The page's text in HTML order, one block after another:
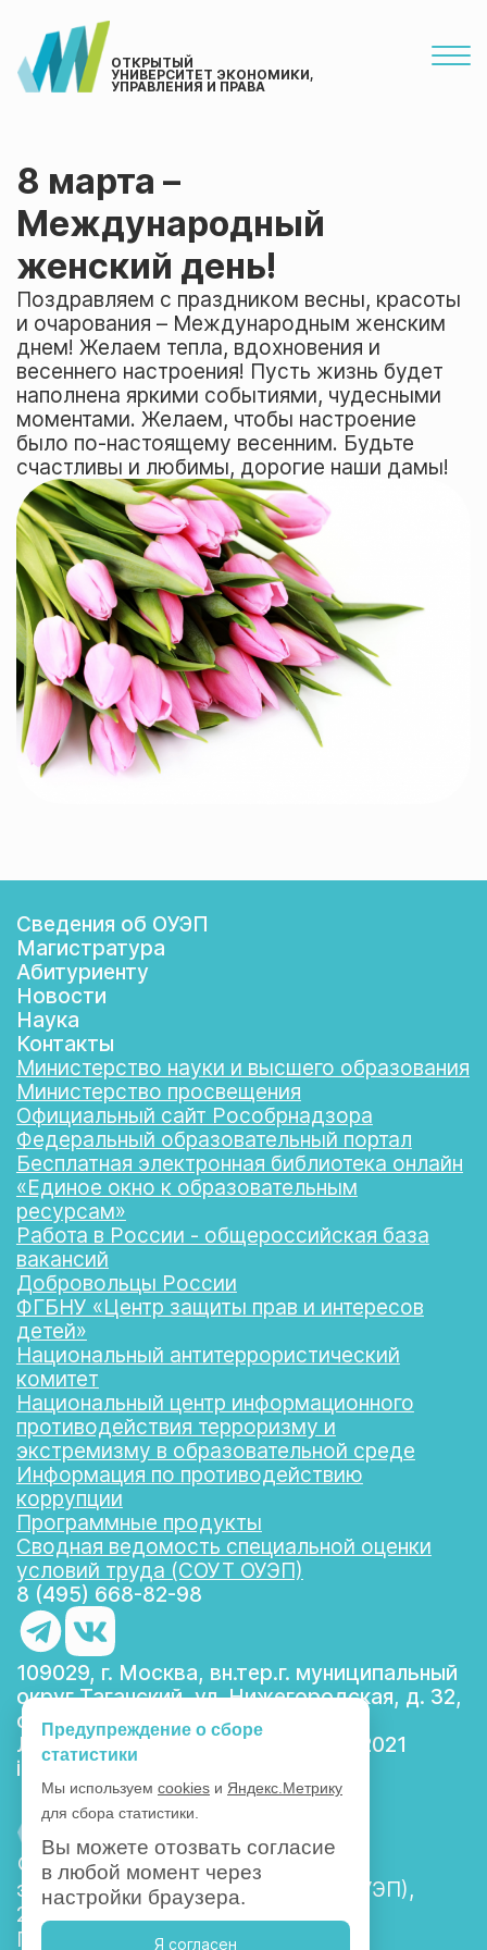
ОТКРЫТЫЙ
УНИВЕРСИТЕТ ЭКОНОМИКИ,
УПРАВЛЕНИЯ И ПРАВА
8 марта –
Международный
женский день!
Поздравляем с праздником весны, красоты
и очарования – Международным женским
днем! Желаем тепла, вдохновения и
весеннего настроения! Пусть жизнь будет
наполнена яркими событиями, чудесными
моментами. Желаем, чтобы настроение
было по-настоящему весенним. Будьте
счастливы и любимы, дорогие наши дамы!
ОТКРЫТЫЙ
УПРАВЛЕНИЯ И ПРАВА
© АНО ВО Открытый университет
экономики, управления и права (ОУЭП),
2017-2026
Политика в отношении обработки
Сведения об ОУЭП
Магистратура
Абитуриенту
Новости
Наука
Контакты
Министерство науки и высшего образования
Министерство просвещения
Официальный сайт Рособрнадзора
Федеральный образовательный портал
Бесплатная электронная библиотека онлайн
«Единое окно к образовательным
ресурсам»
Работа в России - общероссийская база
вакансий
Добровольцы России
ФГБНУ «Центр защиты прав и интересов
детей»
Национальный антитеррористический
комитет
Национальный центр информационного
противодействия терроризму и
экстремизму в образовательной среде
Информация по противодействию
коррупции
Программные продукты
Сводная ведомость специальной оценки
условий труда (СОУТ ОУЭП)
8 (495) 668-82-98
109029, г. Москва, вн.тер.г. муниципальный
округ Таганский, ул. Нижегородская, д. 32,
стр. 4, помещение 1/1
Лицензия: 90Л01 №2954 от 11.03.2021
info@ouep.ru
Предупреждение о сборе
статистики
Мы используем cookies и Яндекс.Метрику
для сбора статистики.
Вы можете отозвать согласие
в любой момент через
настройки браузера.
Я согласен